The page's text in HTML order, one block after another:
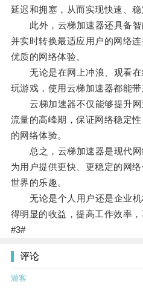
延迟和拥塞，从而实现快速、稳
此外，云梯加速器还具备智
并实时转换最适应用户的网络
优质的网络体验。
无论是在网上冲浪、观看在
玩游戏，使用云梯加速器都能带
云梯加速器不仅能够提升网
流量的高峰期，保证网络稳定
的网络体验。
总之，云梯加速器是现代网
为用户提供更快、更稳定的网
世界的乐趣。
无论是个人用户还是企业机
得明显的收益，提高工作效率，
#3#
评论
游客